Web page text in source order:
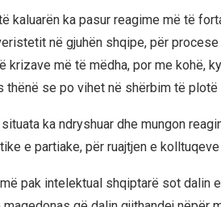
kaluarën ka pasur reagime më të
në gjuhën shqipe, për
krizave më të mëdha, por me kohë,
thënë se po vihet në shërbim të
ka ndryshuar dhe mungon
e partiake, për ruajtjen e
pak intelektual shqiptarë sot dalin